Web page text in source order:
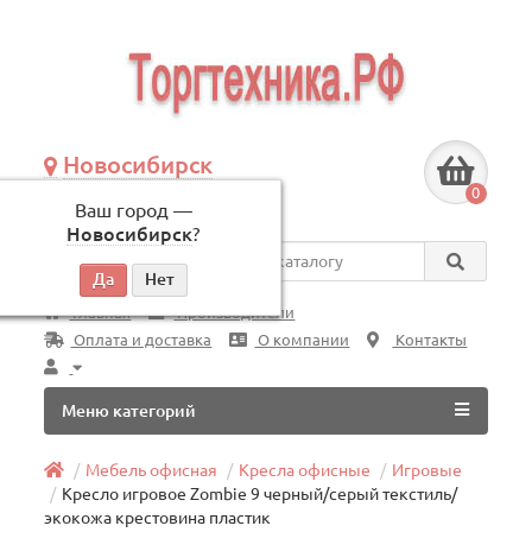
Новосибирск
Ваш город —
Новосибирск?
по будням, с 09:00 до 18:00
0
Везде
Главная
Производители
Оплата и доставка
О компании Контакты
Меню категорий
Мебель офисная Кресла офисные
Игровые
Кресло игровое Zombie 9 черный/серый текстиль/
экокожа крестовина пластик